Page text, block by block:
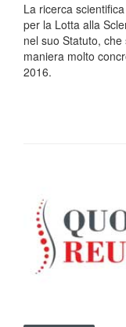
La ricerca
per la Lotta alla
nel suo Statuto,
maniera molto
2016.